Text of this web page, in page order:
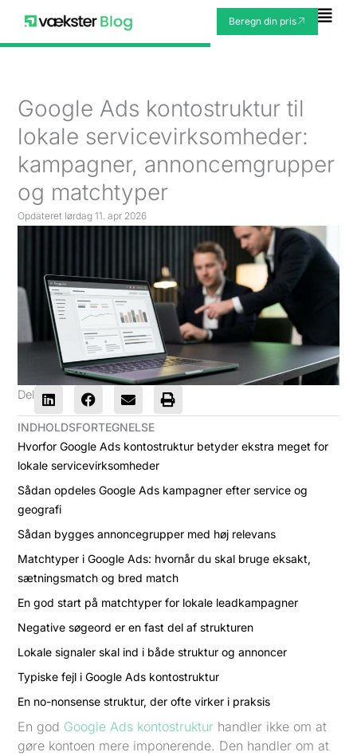
indholdet
Beregn din pris
Google Ads kontostruktur til
lokale servicevirksomheder:
kampagner, annoncemgrupper
og matchtyper
Opdateret lørdag 11. apr 2026
Del
INDHOLDSFORTEGNELSE
Hvorfor Google Ads kontostruktur betyder ekstra meget for
lokale servicevirksomheder
Sådan opdeles Google Ads kampagner efter service og
geografi
Sådan bygges annoncegrupper med høj relevans
Matchtyper i Google Ads: hvornår du skal bruge eksakt,
sætningsmatch og bred match
En god start på matchtyper for lokale leadkampagner
Negative søgeord er en fast del af strukturen
Lokale signaler skal ind i både struktur og annoncer
Typiske fejl i Google Ads kontostruktur
En no-nonsense struktur, der ofte virker i praksis
En god Google Ads kontostruktur handler ikke om at
gøre kontoen mere imponerende. Den handler om at